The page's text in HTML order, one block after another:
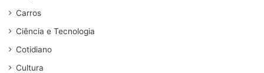
Carros
Ciência e Tecnologia
Cotidiano
Cultura